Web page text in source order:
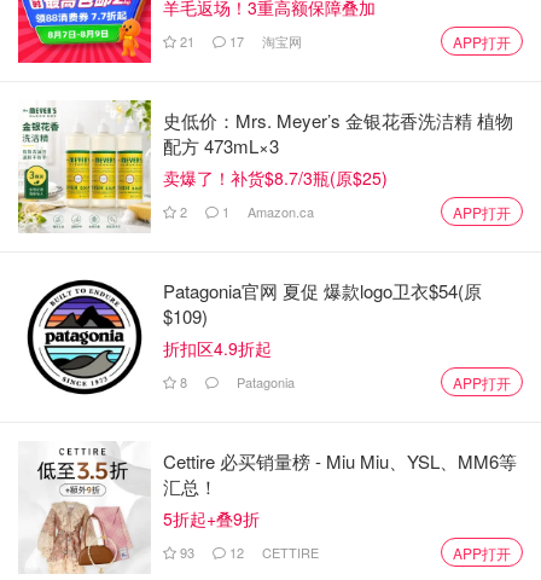
羊毛返场！3重高额保障叠加
21 17 淘宝网 APP打开
史低价：Mrs. Meyer’s 金银花香洗洁精 植物
配方 473mL×3
卖爆了！补货$8.7/3瓶(原$25)
2 1 Amazon.ca APP打开
Patagonia官网 夏促 爆款logo卫衣$54(原
$109)
折扣区4.9折起
8 Patagonia APP打开
Cettire 必买销量榜 - Miu Miu、YSL、MM6等
汇总！
5折起+叠9折
93 12 CETTIRE APP打开